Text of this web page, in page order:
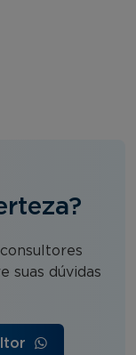
suas dúvidas